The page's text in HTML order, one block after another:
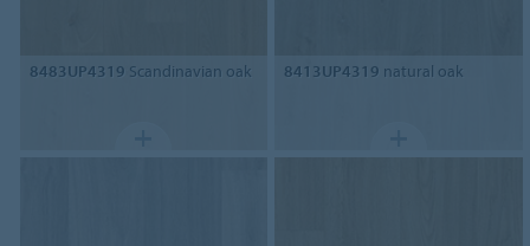
8483UP4319 Scandinavian oak 8413UP4319 natural oak